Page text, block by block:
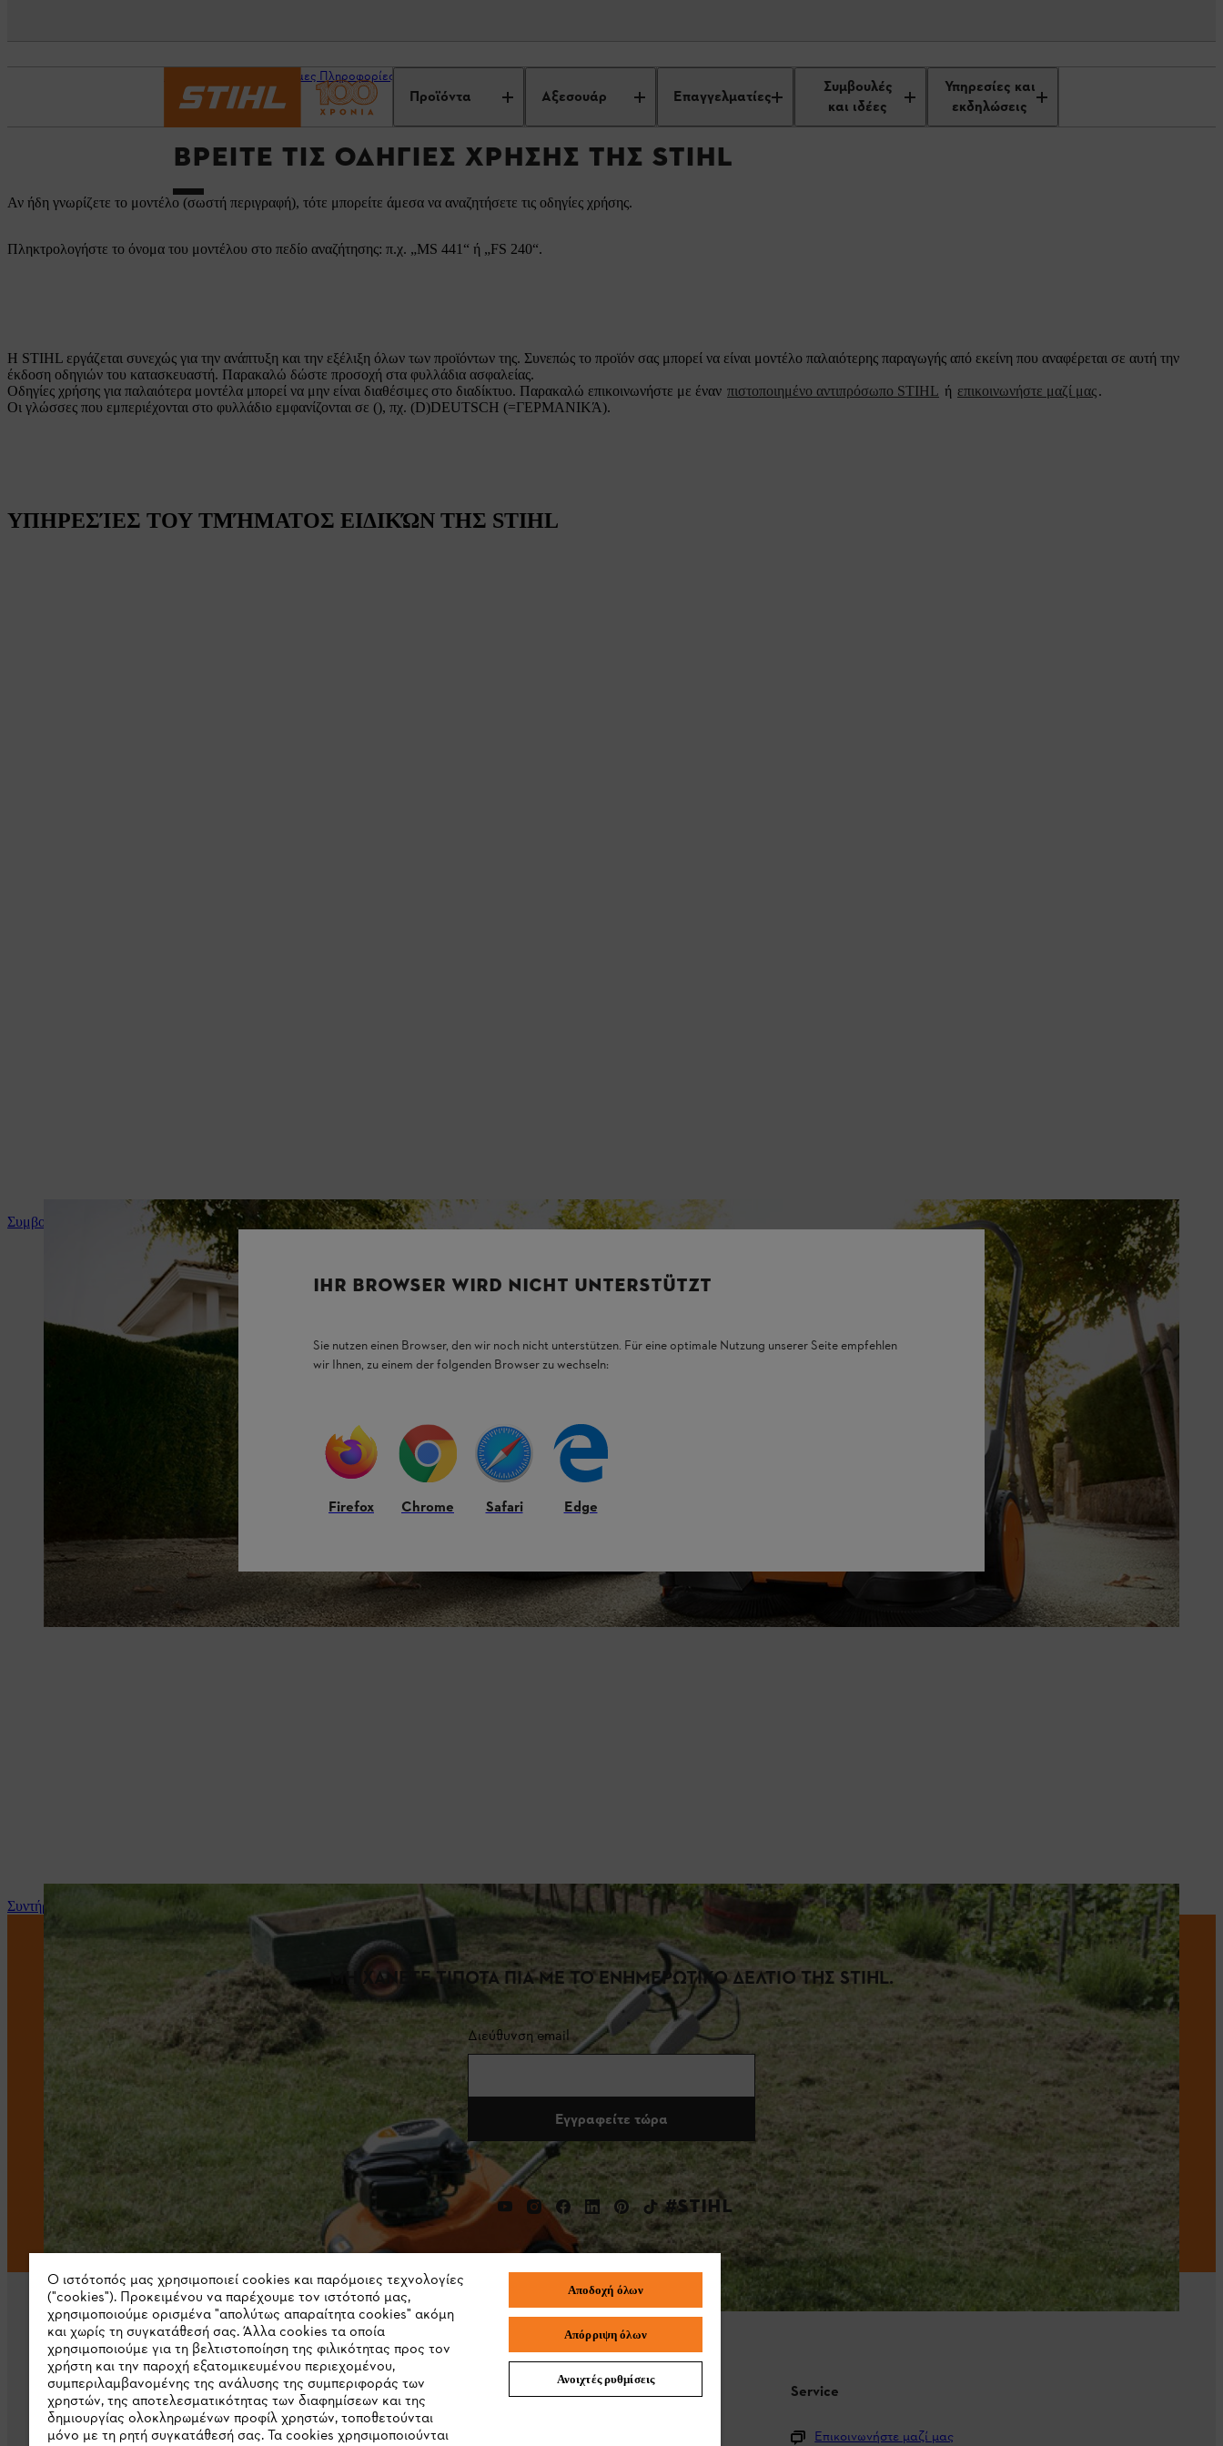
Προϊόντα Αξεσουάρ Επαγγελματίες
Συμβουλές
και ιδέες
Υπηρεσίες και
εκδηλώσεις
Χρήσιμες Πληροφορίες
ΒΡΕΊΤΕ ΤΙΣ ΟΔΗΓΊΕΣ ΧΡΉΣΗΣ ΤΗΣ STIHL
Αν ήδη γνωρίζετε το μοντέλο (σωστή περιγραφή), τότε μπορείτε άμεσα να αναζητήσετε τις οδηγίες χρήσης.
Πληκτρολογήστε το όνομα του μοντέλου στο πεδίο αναζήτησης: π.χ. „MS 441“ ή „FS 240“.
Η STIHL εργάζεται συνεχώς για την ανάπτυξη και την εξέλιξη όλων των προϊόντων της. Συνεπώς το προϊόν σας μπορεί να είναι μοντέλο παλαιότερης παραγωγής από εκείνη που αναφέρεται σε αυτή την
έκδοση οδηγιών του κατασκευαστή. Παρακαλώ δώστε προσοχή στα φυλλάδια ασφαλείας.
Οδηγίες χρήσης για παλαιότερα μοντέλα μπορεί να μην είναι διαθέσιμες στο διαδίκτυο. Παρακαλώ επικοινωνήστε με έναν πιστοποιημένο αντιπρόσωπο STIHL ή επικοινωνήστε μαζί μας.
Οι γλώσσες που εμπεριέχονται στο φυλλάδιο εμφανίζονται σε (), πχ. (D)DEUTSCH (=ΓΕΡΜΑΝΙΚΆ).
ΥΠΗΡΕΣΊΕΣ ΤΟΥ ΤΜΉΜΑΤΟΣ ΕΙΔΙΚΏΝ ΤΗΣ STIHL
Συμβουλές και οδηγίες για το προϊόν
Συντήρηση και επισκευή
ΜΗ ΧΑΝΕΤΕ ΤΙΠΟΤΑ ΠΙΑ ΜΕ ΤΟ ΕΝΗΜΕΡΩΤΙΚΟ ΔΕΛΤΙΟ ΤΗΣ STIHL.
Διεύθυνση email
Εγγραφείτε τώρα
#STIHL
Εταιρεία
Σχετικά με εμάς
STIHL Συχνές ερωτήσεις Service
Επικοινωνήστε μαζί μας
IHR BROWSER WIRD NICHT UNTERSTÜTZT
Sie nutzen einen Browser, den wir noch nicht unterstützen. Für eine optimale Nutzung unserer Seite empfehlen
wir Ihnen, zu einem der folgenden Browser zu wechseln:
Firefox Chrome Safari Edge
Ο ιστότοπός μας χρησιμοποιεί cookies και παρόμοιες τεχνολογίες
("cookies"). Προκειμένου να παρέχουμε τον ιστότοπό μας,
χρησιμοποιούμε ορισμένα "απολύτως απαραίτητα cookies" ακόμη
και χωρίς τη συγκατάθεσή σας. Άλλα cookies τα οποία
χρησιμοποιούμε για τη βελτιστοποίηση της φιλικότητας προς τον
χρήστη και την παροχή εξατομικευμένου περιεχομένου,
συμπεριλαμβανομένης της ανάλυσης της συμπεριφοράς των
χρηστών, της αποτελεσματικότητας των διαφημίσεων και της
δημιουργίας ολοκληρωμένων προφίλ χρηστών, τοποθετούνται
μόνο με τη ρητή συγκατάθεσή σας. Τα cookies χρησιμοποιούνται
Αποδοχή όλων
Απόρριψη όλων
Ανοιχτές ρυθμίσεις